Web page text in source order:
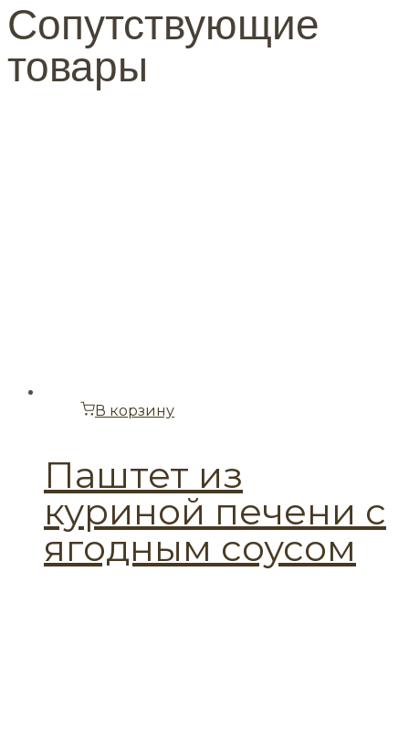
Сопутствующие
товары
В корзину
Паштет из
куриной печени с
ягодным соусом